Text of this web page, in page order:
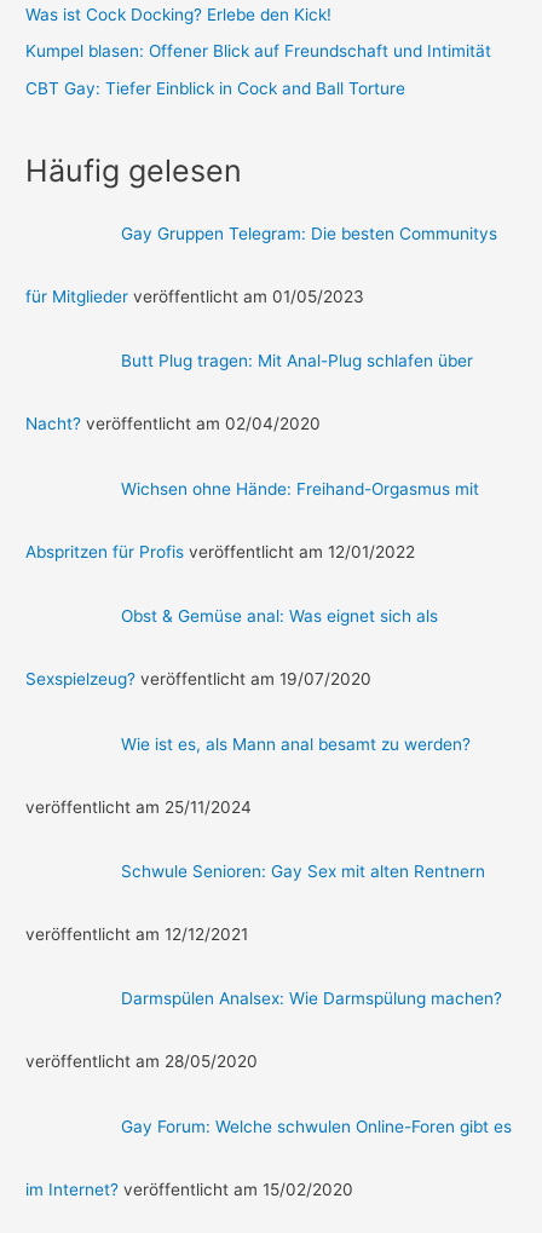
Was ist Cock Docking? Erlebe den Kick!
Kumpel blasen: Offener Blick auf Freundschaft und Intimität
CBT Gay: Tiefer Einblick in Cock and Ball Torture
Häufig gelesen
Gay Gruppen Telegram: Die besten Communitys
für Mitglieder veröffentlicht am 01/05/2023
Butt Plug tragen: Mit Anal-Plug schlafen über
Nacht? veröffentlicht am 02/04/2020
Wichsen ohne Hände: Freihand-Orgasmus mit
Abspritzen für Profis veröffentlicht am 12/01/2022
Obst & Gemüse anal: Was eignet sich als
Sexspielzeug? veröffentlicht am 19/07/2020
Wie ist es, als Mann anal besamt zu werden?
veröffentlicht am 25/11/2024
Schwule Senioren: Gay Sex mit alten Rentnern
veröffentlicht am 12/12/2021
Darmspülen Analsex: Wie Darmspülung machen?
veröffentlicht am 28/05/2020
Gay Forum: Welche schwulen Online-Foren gibt es
im Internet? veröffentlicht am 15/02/2020